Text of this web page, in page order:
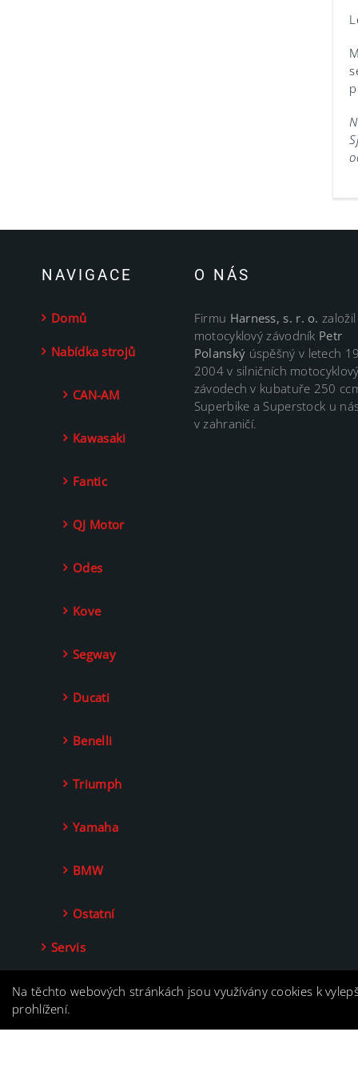
NAVIGACE
Domů
Nabídka strojů
CAN-AM
Kawasaki
Fantic
QJ Motor
Odes
Kove
Segway
Ducati
Benelli
Triumph
Yamaha
BMW
Ostatní
Servis
O NÁS
Firmu Harness, s. r. o.
motocyklový závodník Petr
Polanský úspěšný v letech
2004 v silničních
závodech v kubatuře 250
Superbike a Superstock u
v zahraničí.
Na těchto webových stránkách jsou využívány cookies k
prohlížení.